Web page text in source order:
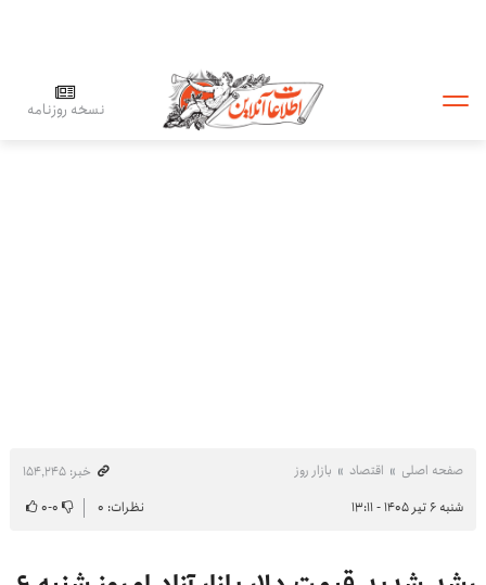
نسخه روزنامه
صفحه اصلی اقتصاد بازار روز
خبر: ۱۵۴٬۲۴۵
شنبه ۶ تیر ۱۴۰۵ - ۱۳:۱۱
نظرات: ۰ ۰-۰